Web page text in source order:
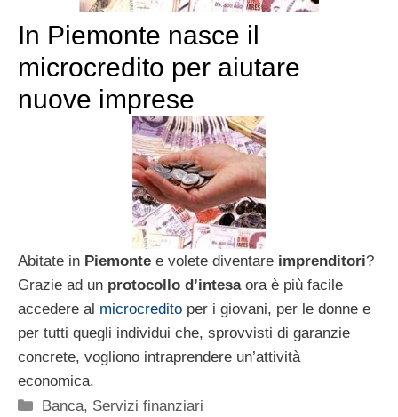
In Piemonte nasce il
microcredito per aiutare
nuove imprese
Abitate in Piemonte e volete diventare imprenditori?
Grazie ad un protocollo d’intesaora è più facile
accedere al microcredito per i giovani, per le donne e
per tutti quegli individui che, sprovvisti di garanzie
concrete, vogliono intraprendere un’attività
economica.
Categorie
Banca, Servizi finanziari